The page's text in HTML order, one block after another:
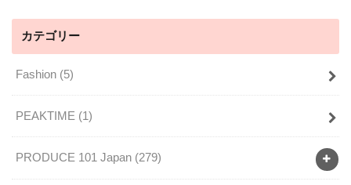
カテゴリー
Fashion (5)
PEAKTIME (1)
PRODUCE 101 Japan (279)